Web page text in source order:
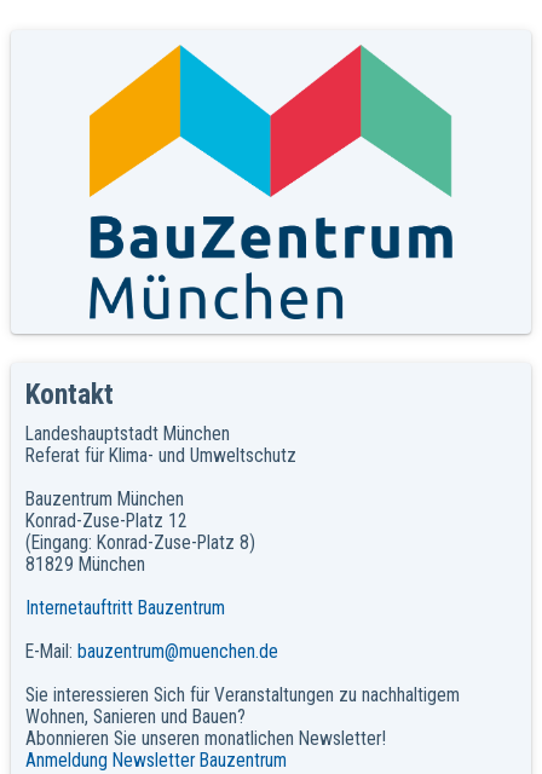
Kontakt
Landeshauptstadt München
Referat für Klima- und Umweltschutz
Bauzentrum München
Konrad-Zuse-Platz 12
(Eingang: Konrad-Zuse-Platz 8)
81829 München
Internetauftritt Bauzentrum
E-Mail: bauzentrum@muenchen.de
Sie interessieren Sich für Veranstaltungen zu nachhaltigem
Wohnen, Sanieren und Bauen?
Abonnieren Sie unseren monatlichen Newsletter!
Anmeldung Newsletter Bauzentrum